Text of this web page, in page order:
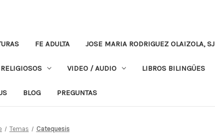
FE ADULTA JOSE MARIA RODRIGUEZ OLAIZOLA, SJ
VIDEO / AUDIO LIBROS BILINGÜES
BLOG PREGUNTAS
Temas Catequesis